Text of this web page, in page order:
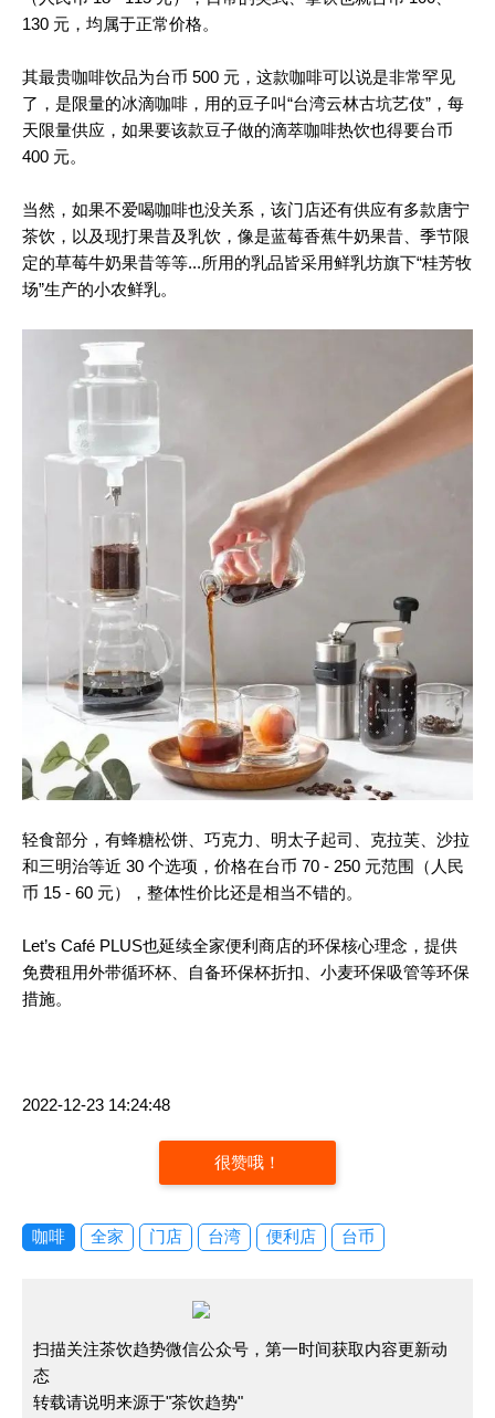
130 元，均属于正常价格。
其最贵咖啡饮品为台币 500 元，这款咖啡可以说是非常罕见
了，是限量的冰滴咖啡，用的豆子叫“台湾云林古坑艺伎”，每
天限量供应，如果要该款豆子做的滴萃咖啡热饮也得要台币
400 元。
当然，如果不爱喝咖啡也没关系，该门店还有供应有多款唐宁
茶饮，以及现打果昔及乳饮，像是蓝莓香蕉牛奶果昔、季节限
定的草莓牛奶果昔等等...所用的乳品皆采用鲜乳坊旗下“桂芳牧
场”生产的小农鲜乳。
轻食部分，有蜂糖松饼、巧克力、明太子起司、克拉芙、沙拉
和三明治等近 30 个选项，价格在台币 70 - 250 元范围（人民
币 15 - 60 元），整体性价比还是相当不错的。
Let’s Café PLUS也延续全家便利商店的环保核心理念，提供
免费租用外带循环杯、自备环保杯折扣、小麦环保吸管等环保
措施。
2022-12-23 14:24:48
很赞哦！
咖啡 全家 门店 台湾 便利店 台币
扫描关注茶饮趋势微信公众号，第一时间获取内容更新动
态
转载请说明来源于"茶饮趋势"